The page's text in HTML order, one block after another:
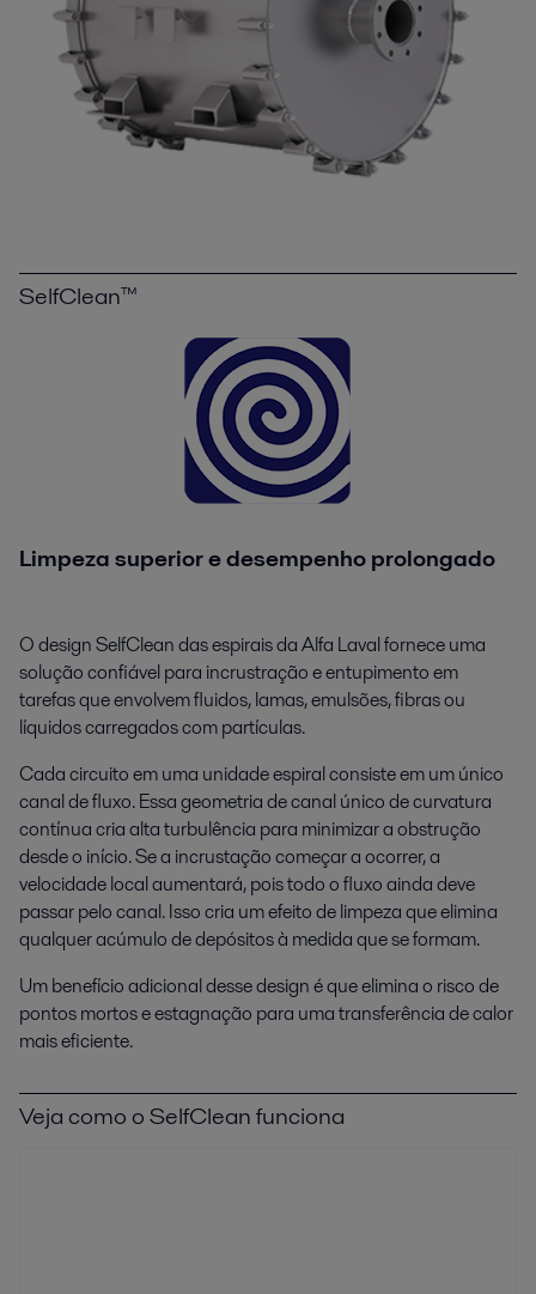
SelfClean™
Limpeza superior e desempenho prolongado
O design SelfClean das espirais da Alfa Laval fornece uma
solução confiável para incrustração e entupimento em
tarefas que envolvem fluidos, lamas, emulsões, fibras ou
líquidos carregados com partículas.
Cada circuito em uma unidade espiral consiste em um único
canal de fluxo. Essa geometria de canal único de curvatura
contínua cria alta turbulência para minimizar a obstrução
desde o início. Se a incrustação começar a ocorrer, a
velocidade local aumentará, pois todo o fluxo ainda deve
passar pelo canal. Isso cria um efeito de limpeza que elimina
qualquer acúmulo de depósitos à medida que se formam.
Um benefício adicional desse design é que elimina o risco de
pontos mortos e estagnação para uma transferência de calor
mais eficiente.
Veja como o SelfClean funciona